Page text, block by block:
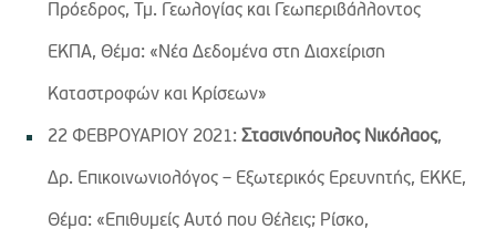
Πρόεδρος, Τμ. Γεωλογίας και Γεωπεριβάλλοντος
ΕΚΠΑ, Θέμα: «Νέα Δεδομένα στη Διαχείριση
Καταστροφών και Κρίσεων»
22 ΦΕΒΡΟΥΑΡΙΟΥ 2021:Στασινόπουλος Νικόλαος,
Δρ. Επικοινωνιολόγος – Εξωτερικός Ερευνητής, ΕΚΚΕ,
Θέμα: «Επιθυμείς Αυτό που Θέλεις; Ρίσκο,